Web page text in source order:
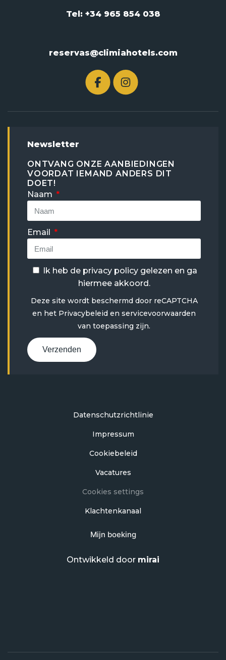
Tel: +34 965 854 038
reservas@climiahotels.com
Newsletter
ONTVANG ONZE AANBIEDINGEN
VOORDAT IEMAND ANDERS DIT
DOET!
Naam
Email
Ik heb de privacy policy gelezen en ga
hiermee akkoord.
Deze site wordt beschermd door reCAPTCHA
en het Privacybeleid en servicevoorwaarden
van toepassing zijn.
Verzenden
Datenschutzrichtlinie
Impressum
Cookiebeleid
Vacatures
Cookies settings
Klachtenkanaal
Mijn boeking
Ontwikkeld door mirai